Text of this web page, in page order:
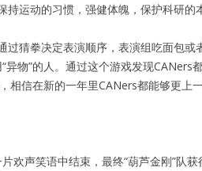
运动的习惯，强健体魄，保护科研的
过猜拳决定表演顺序，表演组吃面包或
物”的人。通过这个游戏发现CANers
相信在新的一年里CANers都能够更上一
欢声笑语中结束，最终“葫芦金刚”队